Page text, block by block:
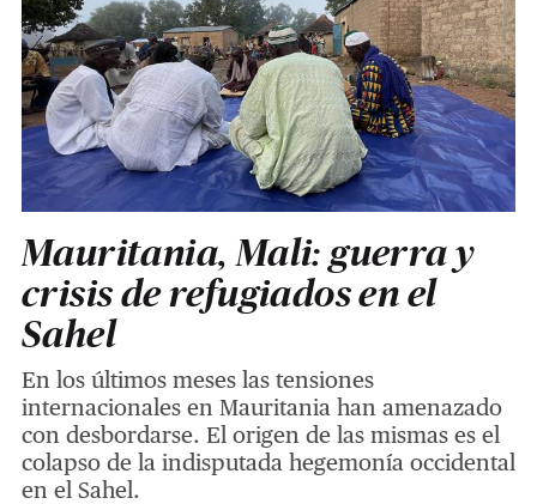
Mauritania, Mali: guerra y
crisis de refugiados en el
Sahel
En los últimos meses las tensiones
internacionales en Mauritania han amenazado
con desbordarse. El origen de las mismas es el
colapso de la indisputada hegemonía occidental
en el Sahel.